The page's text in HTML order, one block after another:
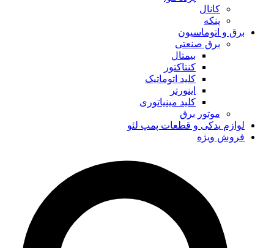
کانال
پنکه
برق و اتوماسیون
برق صنعتی
بیمتال
کنتاکتور
کلید اتوماتیک
اینورتر
کلید مینیاتوری
موتور برق
لوازم یدکی و قطعات پمپ لئو
فروش ویژه